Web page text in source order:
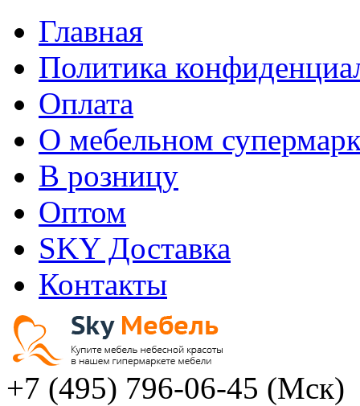
Главная
Политика
Оплата
О мебельном
В розницу
Оптом
SKY Доставка
Контакты
+7 (495) 796-06-45 (Мск)